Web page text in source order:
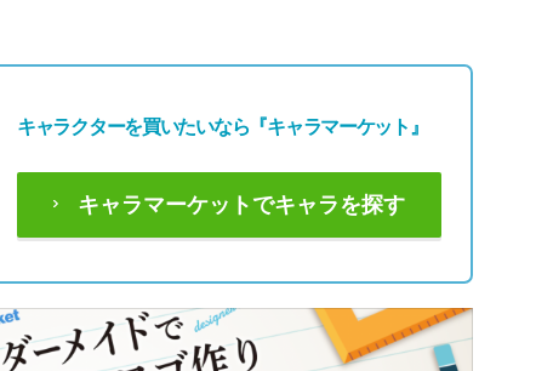
キャラクターを買いたいなら 『キャラマーケット』
キャラマーケットでキャラを探す